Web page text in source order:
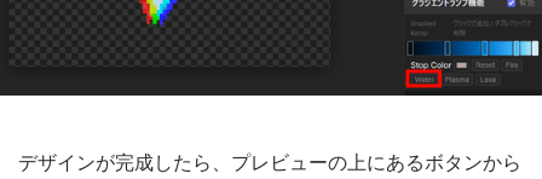
デザインが完成したら、プレビューの上にあるボタンから